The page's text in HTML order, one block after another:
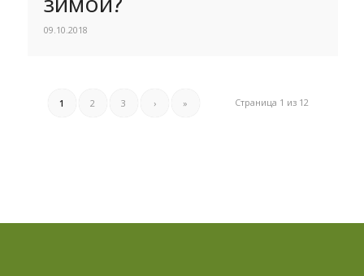
09.10.2018
Страница 1 из 12
1 2 3 › »